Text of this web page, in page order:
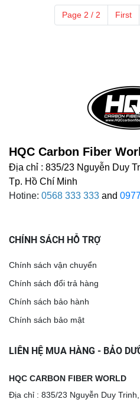
Page 2 / 2 First
HQC Carbon Fiber
Địa chỉ : 835/23 Nguyễn Duy
Tp. Hồ Chí Minh
Hotine: 0568 333 333 and
CHÍNH SÁCH HỖ TRỢ
Chính sách vận chuyển
Chính sách đổi trả hàng
Chính sách bảo hành
Chính sách bảo mật
LIÊN HỆ MUA HÀNG - BẢO
HQC CARBON FIBER WORLD
Địa chỉ : 835/23 Nguyễn Duy